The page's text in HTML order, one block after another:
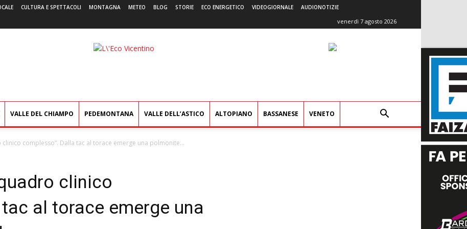
CULTURA E SPETTACOLI MONTAGNA METEO BLOG STORIE ECO ENERGETICO VIDEOGIORNALE AUDIONOTIZIE
venerdì 7 agosto 2026
L'Eco
VALLE DEL CHIAMPO PEDEMONTANA VALLE DELL’ASTICO ALTOPIANO BASSANESE VENETO
clinico complesso”. Dalla tac al torace emerge una polmonite...
clinico
al torace emerge una